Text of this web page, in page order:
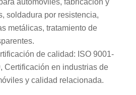
soldadura por resistencia,
metálicas, tratamiento de
de calidad: ISO 9001-
Certificación en industrias de
y calidad relacionada.